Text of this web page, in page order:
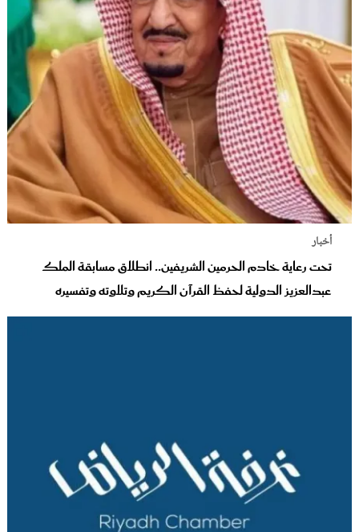
أخبار
تحت رعاية خادم الحرمين الشريفين.. انطلاق مسابقة الملك
عبدالعزيز الدولية لحفظ القرآن الكريم وتلاوته وتفسيره